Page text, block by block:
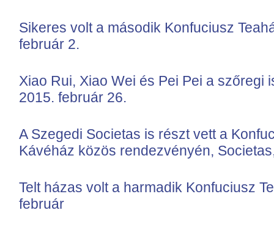
Sikeres volt a második Konfuciusz
február 2.
Xiao Rui, Xiao Wei és Pei Pei a szőregi
2015. február 26.
A Szegedi Societas is részt vett a
Kávéház közös rendezvényén,
Telt házas volt a harmadik Konfuciusz
február